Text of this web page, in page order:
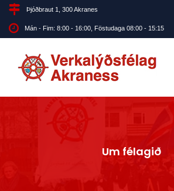
Þjóðbraut 1, 300 Akranes
Mán - Fim: 8:00 - 16:00, Föstudaga 08:00 - 15:15
Um félagið